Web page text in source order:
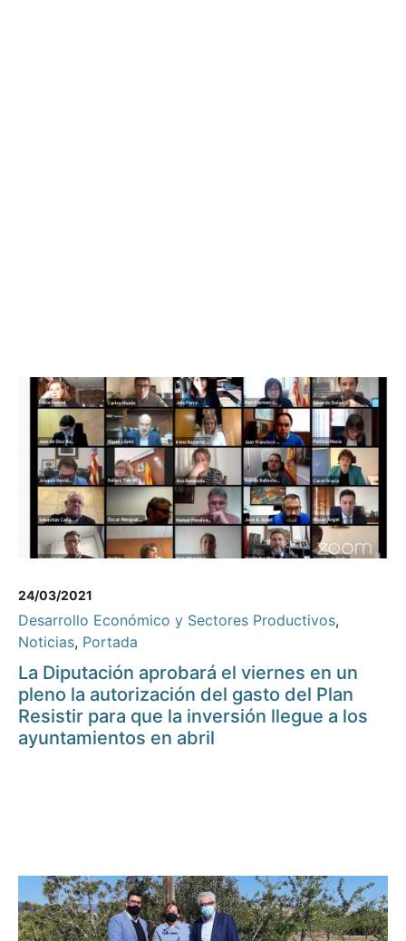
24/03/2021
Desarrollo Económico y Sectores Productivos,
Noticias, Portada
La Diputación aprobará el viernes en un
pleno la autorización del gasto del Plan
Resistir para que la inversión llegue a los
ayuntamientos en abril